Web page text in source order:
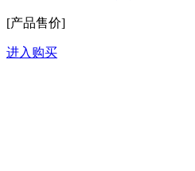
[产品售价]
进入购买